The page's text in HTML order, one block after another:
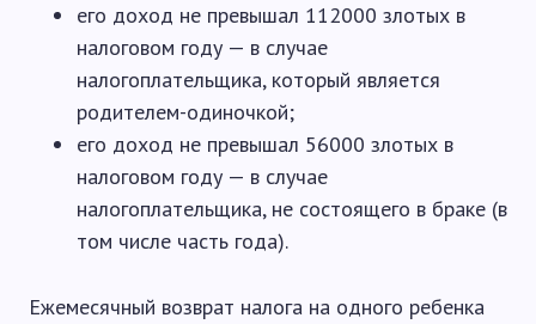
его доход не превышал 112000 злотых в
налоговом году — в случае
налогоплательщика, который является
родителем-одиночкой;
его доход не превышал 56000 злотых в
налоговом году — в случае
налогоплательщика, не состоящего в браке (в
том числе часть года).
Ежемесячный возврат налога на одного ребенка